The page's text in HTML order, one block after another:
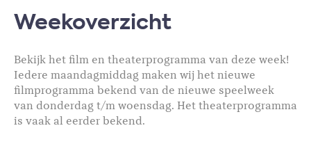
Weekoverzicht
Bekijk het film en theaterprogramma van deze week!
Iedere maandagmiddag maken wij het nieuwe
filmprogramma bekend van de nieuwe speelweek
van donderdag t/m woensdag. Het theaterprogramma
is vaak al eerder bekend.